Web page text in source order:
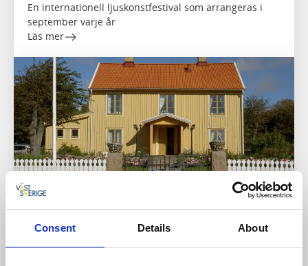
Consent Details About
En internationell ljuskonstfestival som arrangeras i
september varje år
Läs mer